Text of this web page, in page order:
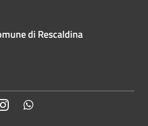
di Rescaldina
Instagram